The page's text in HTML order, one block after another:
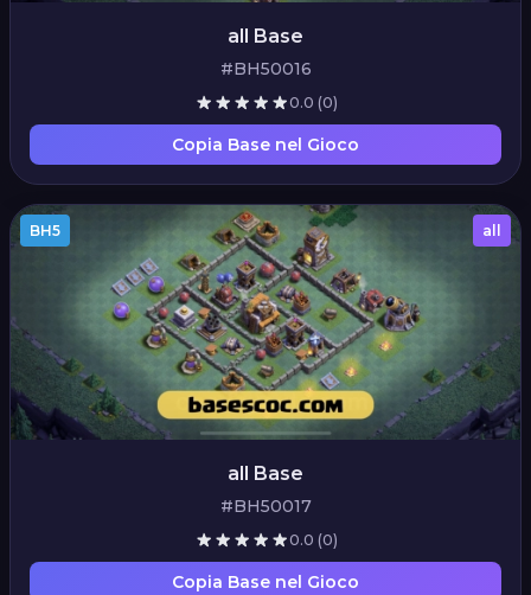
all Base
#BH50016
0.0 (0)
Copia Base nel Gioco
BH5 all
all Base
#BH50017
0.0 (0)
Copia Base nel Gioco